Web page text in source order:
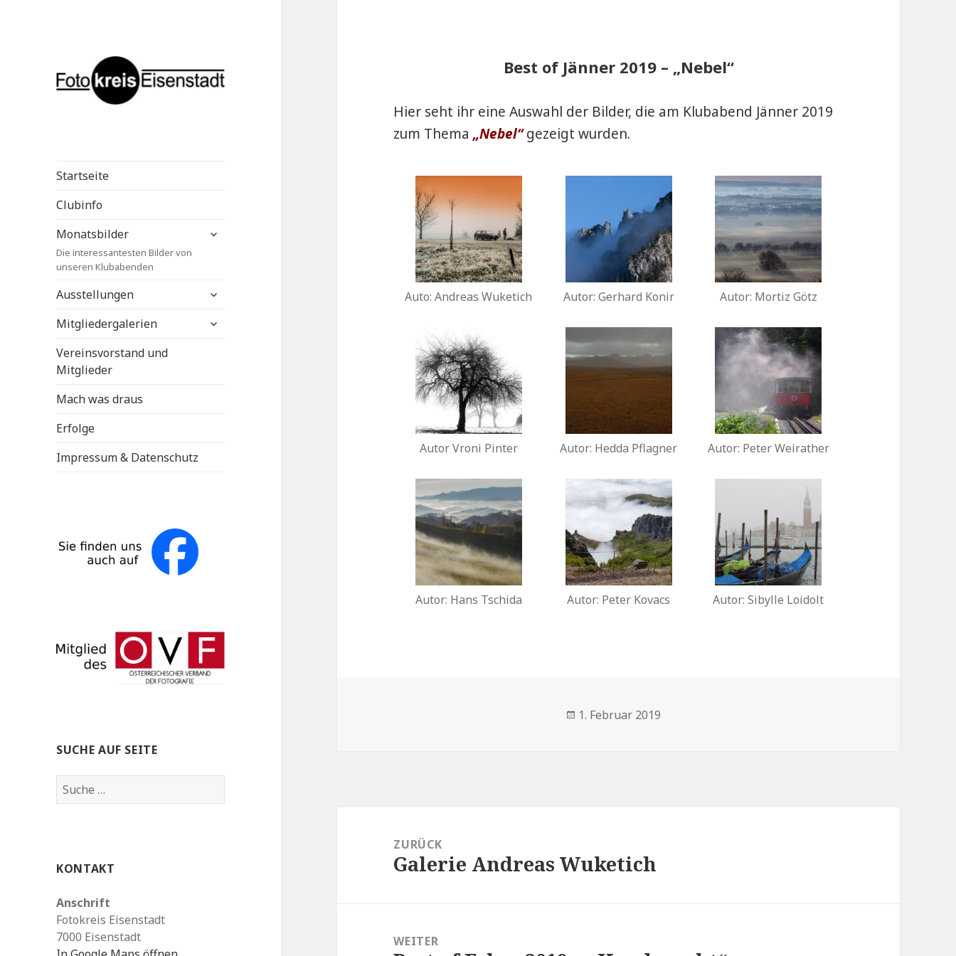
Startseite
Clubinfo
Monatsbilder
Die interessantesten Bilder von
unseren Klubabenden
untermenü
Ausstellungen
untermenü
Mitgliedergalerien
untermenü
Vereinsvorstand und
Mitglieder
Mach was draus
Erfolge
Impressum & Datenschutz
SUCHE AUF SEITE
S
u
n
c
h
:
KONTAKT
Anschrift
Fotokreis Eisenstadt
7000 Eisenstadt
Best of Jänner 2019 – „Nebel“
Hier seht ihr eine Auswahl der Bilder, die am Klubabend Jänner 2019
zum Thema„Nebel“gezeigt wurden.
Auto: Andreas Wuketich Autor: Gerhard Konir Autor: Mortiz Götz
Autor Vroni Pinter Autor: Hedda Pflagner Autor: Peter Weirather
Autor: Hans Tschida Autor: Peter Kovacs Autor: Sibylle Loidolt
Veröffentlicht
1. Februar 2019
NavigationZURÜCK
Vorheriger
Galerie Andreas Wuketich
WEITER